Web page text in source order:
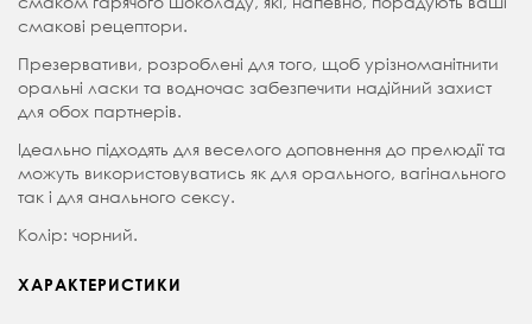
смакові рецептори.
Презервативи, розроблені для того, щоб урізноманітнити
оральні ласки та водночас забезпечити надійний захист
для обох партнерів.
Ідеально підходять для веселого доповнення до прелюдії та
можуть використовуватись як для орального, вагінального
так і для анального сексу.
Колір: чорний.
ХАРАКТЕРИСТИКИ